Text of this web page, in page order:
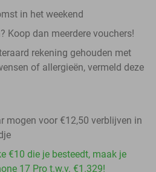
in het weekend
Koop dan meerdere vouchers!
rekening gehouden met
of allergieën, vermeld deze
mogen voor €12,50 verblijven in
€10 die je besteedt, maak je
17 Pro t.w.v. €1.329!